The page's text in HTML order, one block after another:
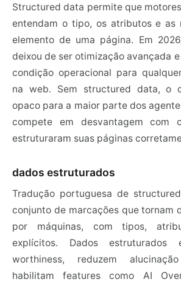
Structured data permite que
entendam o tipo, os atributos e as
elemento de uma página. Em
deixou de ser otimização avançada
condição operacional para
na web. Sem structured data, o
opaco para a maior parte dos
compete em desvantagem com
estruturaram suas páginas
dados estruturados
Tradução portuguesa de
conjunto de marcações que tornam
por máquinas, com tipos,
explícitos. Dados estruturados
worthiness, reduzem
habilitam features como AI